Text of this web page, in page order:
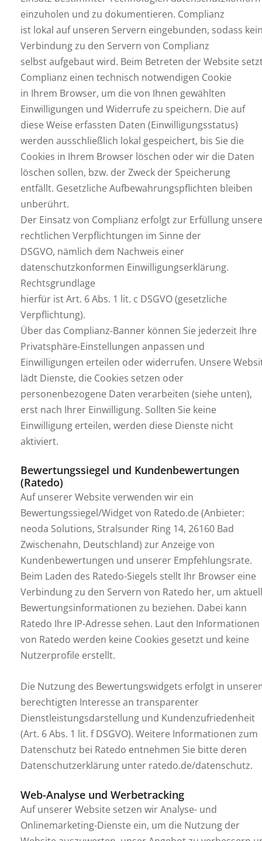
einzuholen und zu dokumentieren. Complianz
ist lokal auf unseren Servern eingebunden, sodass
Verbindung zu den Servern von Complianz
selbst aufgebaut wird. Beim Betreten der Website
Complianz einen technisch notwendigen Cookie
in Ihrem Browser, um die von Ihnen gewählten
Einwilligungen und Widerrufe zu speichern. Die auf
diese Weise erfassten Daten (Einwilligungsstatus)
werden ausschließlich lokal gespeichert, bis Sie die
Cookies in Ihrem Browser löschen oder wir die Daten
löschen sollen, bzw. der Zweck der Speicherung
entfällt. Gesetzliche Aufbewahrungspflichten bleiben
unberührt.
Der Einsatz von Complianz erfolgt zur Erfüllung
rechtlichen Verpflichtungen im Sinne der
DSGVO, nämlich dem Nachweis einer
datenschutzkonformen Einwilligungserklärung.
Rechtsgrundlage
hierfür ist Art. 6 Abs. 1 lit. c DSGVO (gesetzliche
Verpflichtung).
Über das Complianz-Banner können Sie jederzeit Ihre
Privatsphäre-Einstellungen anpassen und
Einwilligungen erteilen oder widerrufen. Unsere
lädt Dienste, die Cookies setzen oder
personenbezogene Daten verarbeiten (siehe unten),
erst nach Ihrer Einwilligung. Sollten Sie keine
Einwilligung erteilen, werden diese Dienste nicht
aktiviert.
Bewertungssiegel und Kundenbewertungen
(Ratedo)
Auf unserer Website verwenden wir ein
Bewertungssiegel/Widget von Ratedo.de (Anbieter:
neoda Solutions, Stralsunder Ring 14, 26160 Bad
Zwischenahn, Deutschland) zur Anzeige von
Kundenbewertungen und unserer Empfehlungsrate.
Beim Laden des Ratedo-Siegels stellt Ihr Browser eine
Verbindung zu den Servern von Ratedo her, um
Bewertungsinformationen zu beziehen. Dabei kann
Ratedo Ihre IP-Adresse sehen. Laut den Informationen
von Ratedo werden keine Cookies gesetzt und keine
Nutzerprofile erstellt.
Die Nutzung des Bewertungswidgets erfolgt in
berechtigten Interesse an transparenter
Dienstleistungsdarstellung und Kundenzufriedenheit
(Art. 6 Abs. 1 lit. f DSGVO). Weitere Informationen zum
Datenschutz bei Ratedo entnehmen Sie bitte deren
Datenschutzerklärung unter ratedo.de/datenschutz.
Web-Analyse und Werbetracking
Auf unserer Website setzen wir Analyse- und
Onlinemarketing-Dienste ein, um die Nutzung der